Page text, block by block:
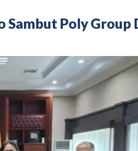
Sambut Poly Group